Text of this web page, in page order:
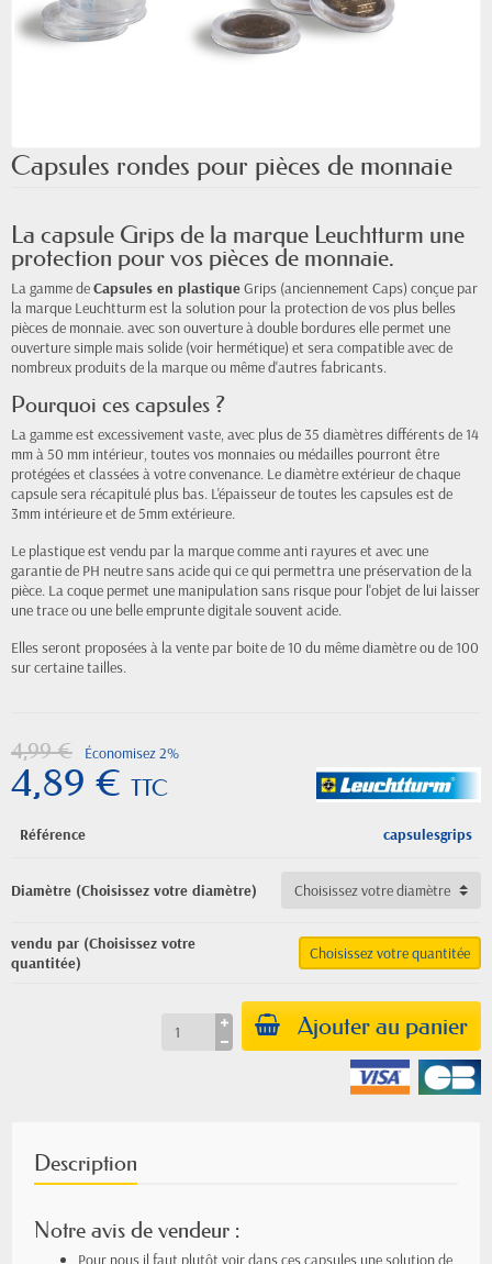
Capsules rondes pour pièces de monnaie
La capsule Grips de la marque Leuchtturm une
protection pour vos pièces de monnaie.
La gamme deCapsules en plastiqueGrips (anciennement Caps) conçue par
la marque Leuchtturm est la solution pour la protection de vos plus belles
pièces de monnaie. avec son ouverture à double bordures elle permet une
ouverture simple mais solide (voir hermétique) et sera compatible avec de
nombreux produits de la marque ou même d'autres fabricants.
Pourquoi ces capsules ?
La gamme est excessivement vaste, avec plus de 35 diamètres différents de 14
mm à 50 mm intérieur, toutes vos monnaies ou médailles pourront être
protégées et classées à votre convenance. Le diamètre extérieur de chaque
capsule sera récapitulé plus bas. L'épaisseur de toutes les capsules est de
3mm intérieure et de 5mm extérieure.
Le plastique est vendu par la marque comme anti rayures et avec une
garantie de PH neutre sans acide qui ce qui permettra une préservation de la
pièce. La coque permet une manipulation sans risque pour l'objet de lui laisser
une trace ou une belle emprunte digitale souvent acide.
Elles seront proposées à la vente par boite de 10 du même diamètre ou de 100
sur certaine tailles.
4,99 € Économisez 2%
4,89 € TTC
Référence capsulesgrips
Diamètre (Choisissez votre diamètre)
vendu par (Choisissez votre
quantitée)
Choisissez votre quantitée
Ajouter au panier
Description
Notre avis de vendeur :
Pour nous il faut plutôt voir dans ces capsules une solution de